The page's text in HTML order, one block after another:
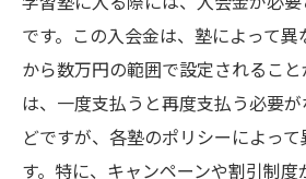
前払いシステムによる料
お得なパッケージプラン
学習塾の透明な料金体系で安
を手に入れる
です。この入会金は、塾によって
から数万円の範囲で設定されるこ
は、一度支払うと再度支払う必要
どですが、各塾のポリシーによっ
す。特に、キャンペーンや割引制